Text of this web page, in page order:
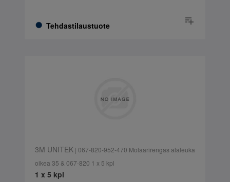
Tehdastilaustuote
3M UNITEK| 067-820-952-470 Molaarirengas alaleuka
oikea 35 & 067-820 1 x 5 kpl
1 x 5 kpl